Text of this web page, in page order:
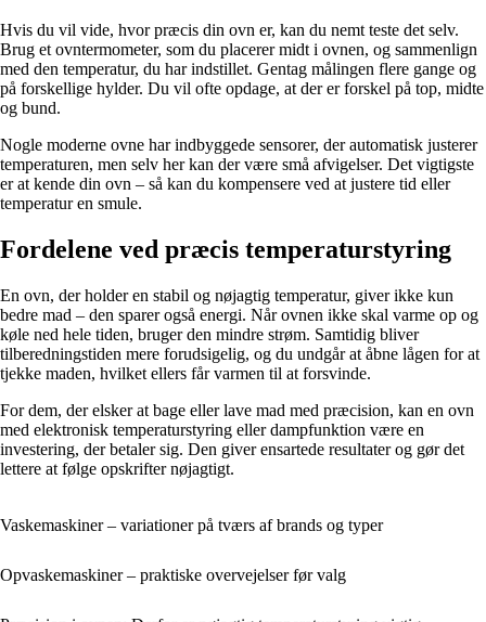
Hvis du vil vide, hvor præcis din ovn er, kan du nemt teste det selv.
Brug et ovntermometer, som du placerer midt i ovnen, og sammenlign
med den temperatur, du har indstillet. Gentag målingen flere gange og
på forskellige hylder. Du vil ofte opdage, at der er forskel på top, midte
og bund.
Nogle moderne ovne har indbyggede sensorer, der automatisk justerer
temperaturen, men selv her kan der være små afvigelser. Det vigtigste
er at kende din ovn – så kan du kompensere ved at justere tid eller
temperatur en smule.
Fordelene ved præcis temperaturstyring
En ovn, der holder en stabil og nøjagtig temperatur, giver ikke kun
bedre mad – den sparer også energi. Når ovnen ikke skal varme op og
køle ned hele tiden, bruger den mindre strøm. Samtidig bliver
tilberedningstiden mere forudsigelig, og du undgår at åbne lågen for at
tjekke maden, hvilket ellers får varmen til at forsvinde.
For dem, der elsker at bage eller lave mad med præcision, kan en ovn
med elektronisk temperaturstyring eller dampfunktion være en
investering, der betaler sig. Den giver ensartede resultater og gør det
lettere at følge opskrifter nøjagtigt.
Vaskemaskiner – variationer på tværs af brands og typer
Opvaskemaskiner – praktiske overvejelser før valg